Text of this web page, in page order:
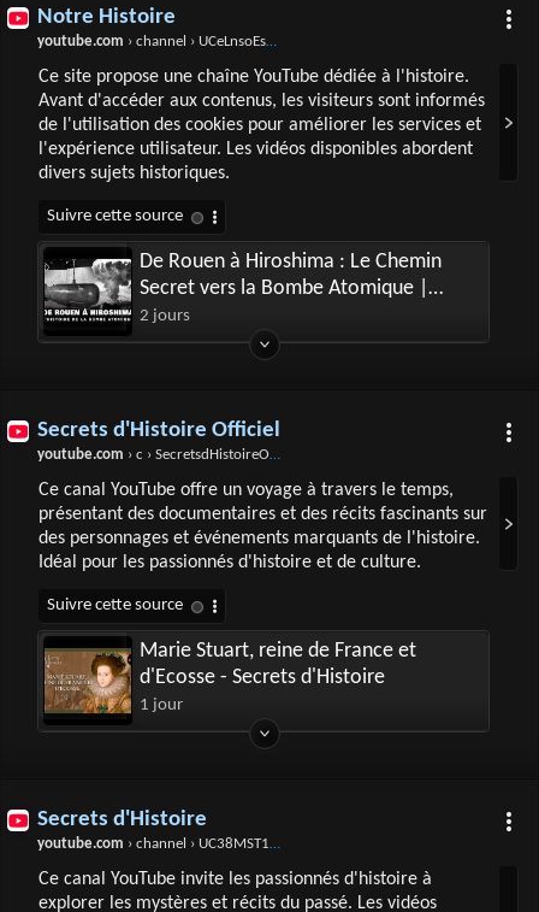
Notre Histoire
youtube.com › channel › UCeLnsoEsuM4rWzzCU9RIlPQ
Ce site propose une chaîne YouTube dédiée à l'histoire.
Avant d'accéder aux contenus, les visiteurs sont informés
de l'utilisation des cookies pour améliorer les services et
l'expérience utilisateur. Les vidéos disponibles abordent
divers sujets historiques.
De Rouen à Hiroshima : Le Chemin
Secret vers la Bombe Atomique |
Documentaire Histoire - MDW
2 jours
Secrets d'Histoire Officiel
youtube.com › c › SecretsdHistoireOfficiel
Ce canal YouTube offre un voyage à travers le temps,
présentant des documentaires et des récits fascinants sur
des personnages et événements marquants de l'histoire.
Idéal pour les passionnés d'histoire et de culture.
Marie Stuart, reine de France et
d'Ecosse - Secrets d'Histoire
1 jour
Secrets d'Histoire
youtube.com › channel › UC38MST1QfDAypgrjjr6FPBw
Ce canal YouTube invite les passionnés d'histoire à
explorer les mystères et récits du passé. Les vidéos